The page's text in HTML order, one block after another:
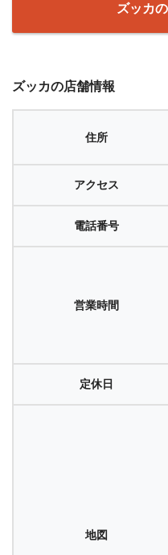
ズッカ
ズッカの店舗情報
住所
アクセス
電話番号
営業時間
定休日
地図